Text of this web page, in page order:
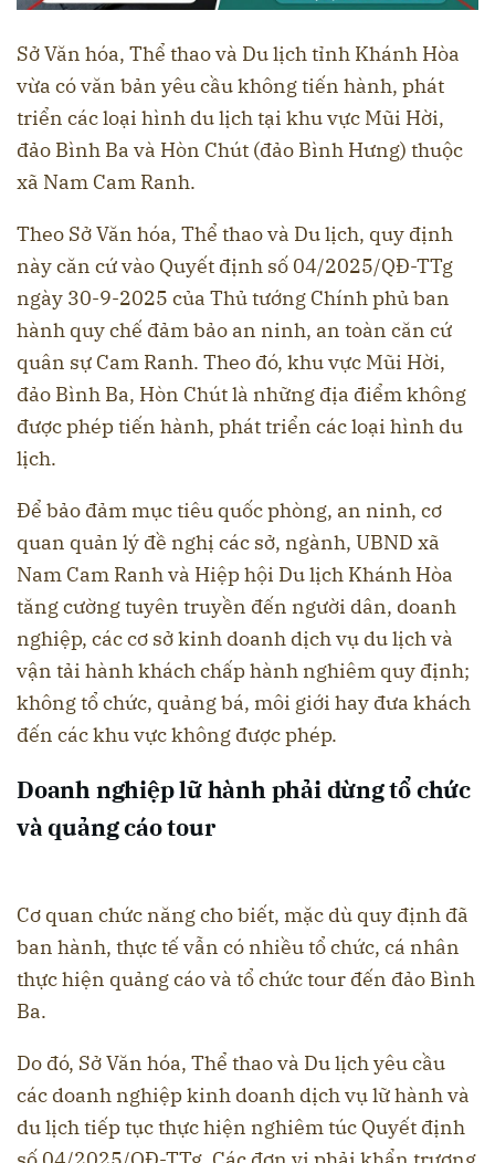
Sở Văn hóa, Thể thao và Du lịch tỉnh Khánh Hòa
vừa có văn bản yêu cầu không tiến hành, phát
triển các loại hình du lịch tại khu vực Mũi Hời,
đảo Bình Ba và Hòn Chút (đảo Bình Hưng) thuộc
xã Nam Cam Ranh.
Theo Sở Văn hóa, Thể thao và Du lịch, quy định
này căn cứ vào Quyết định số 04/2025/QĐ-TTg
ngày 30-9-2025 của Thủ tướng Chính phủ ban
hành quy chế đảm bảo an ninh, an toàn căn cứ
quân sự Cam Ranh. Theo đó, khu vực Mũi Hời,
đảo Bình Ba, Hòn Chút là những địa điểm không
được phép tiến hành, phát triển các loại hình du
lịch.
Để bảo đảm mục tiêu quốc phòng, an ninh, cơ
quan quản lý đề nghị các sở, ngành, UBND xã
Nam Cam Ranh và Hiệp hội Du lịch Khánh Hòa
tăng cường tuyên truyền đến người dân, doanh
nghiệp, các cơ sở kinh doanh dịch vụ du lịch và
vận tải hành khách chấp hành nghiêm quy định;
không tổ chức, quảng bá, môi giới hay đưa khách
đến các khu vực không được phép.
Doanh nghiệp lữ hành phải dừng tổ chức
và quảng cáo tour
Cơ quan chức năng cho biết, mặc dù quy định đã
ban hành, thực tế vẫn có nhiều tổ chức, cá nhân
thực hiện quảng cáo và tổ chức tour đến đảo Bình
Ba.
Do đó, Sở Văn hóa, Thể thao và Du lịch yêu cầu
các doanh nghiệp kinh doanh dịch vụ lữ hành và
du lịch tiếp tục thực hiện nghiêm túc Quyết định